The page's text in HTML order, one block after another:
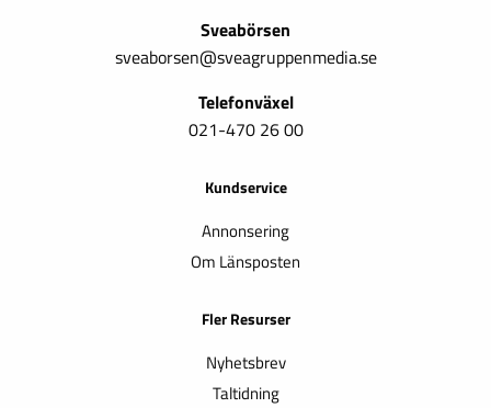
Sveabörsen
sveaborsen@sveagruppenmedia.se
Telefonväxel
021-470 26 00
Kundservice
Annonsering
Om Länsposten
Fler Resurser
Nyhetsbrev
Taltidning